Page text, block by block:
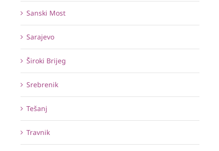
Sanski Most
Sarajevo
Široki Brijeg
Srebrenik
Tešanj
Travnik